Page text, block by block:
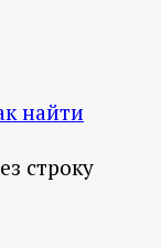
найти
строку